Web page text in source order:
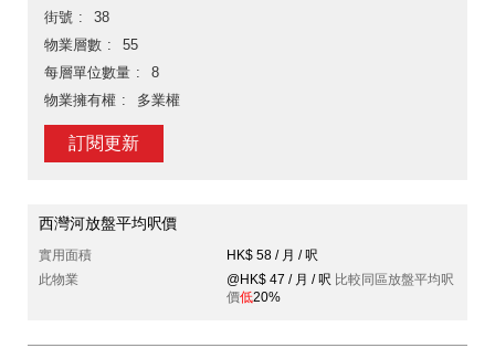
街號
38
物業層數
55
每層單位數量
8
物業擁有權
多業權
訂閱更新
西灣河放盤平均呎價
實用面積
HK$ 58 / 月 / 呎
此物業
@HK$ 47 / 月 / 呎 比較同區放盤平均呎
價低20%